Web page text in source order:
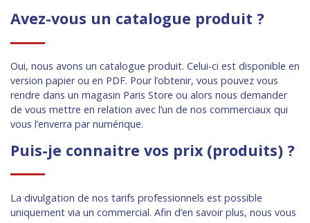
Avez-vous un catalogue produit ?
Oui, nous avons un catalogue produit. Celui-ci est disponible en
version papier ou en PDF. Pour l’obtenir, vous pouvez vous
rendre dans un magasin Paris Store ou alors nous demander
de vous mettre en relation avec l’un de nos commerciaux qui
vous l’enverra par numérique.
Puis-je connaitre vos prix (produits) ?
La divulgation de nos tarifs professionnels est possible
uniquement via un commercial. Afin d’en savoir plus, nous vous